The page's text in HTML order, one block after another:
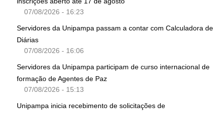
07/08/2026 - 16:23
Servidores da Unipampa passam a contar com Calculadora de
Diárias
07/08/2026 - 16:06
Servidores da Unipampa participam de curso internacional de
formação de Agentes de Paz
07/08/2026 - 15:13
Unipampa inicia recebimento de solicitações de